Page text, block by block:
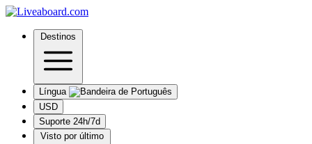
Destinos
Língua
USD
Suporte 24h/7d
Visto por último